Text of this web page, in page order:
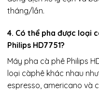
tháng/lần.
4. Có thể pha được loại
Philips HD7751?
Máy pha cà phê Philips
loại càphê khác nhau
espresso, americano và